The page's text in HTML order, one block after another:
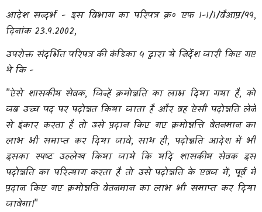
आदेश सन्दर्भ - इस विभाग का परिपत्र क्र० एफ 1-1/1/वैआप्र/99,
दिनांक 23.9.2002,
उपरोक्त संदर्भित परिपत्र की कंडिका 4 द्वारा ये निर्देश जारी किए गए
थे कि -
"ऐसे शासकीय सेवक, जिन्हें क्रमोन्नति का लाभ दिया गया है, को
जब उच्च पद पर पदोन्नत किया जाता है और वह ऐसी पदोन्नति लेने
से इंकार करता है तो उसे प्रदान किए गए क्रमोन्नत्ति वेतनमान का
लाभ भी समाप्त कर दिया जावे, साथ ही, पदोन्नति आदेश में भी
इसका स्पष्ट उल्लेख किया जाये कि यदि शासकीय सेवक इस
पदोन्नति का परित्याग करता है तो उसे पदोन्नति के एवज में, पूर्व में
प्रदान किए गए क्रमोन्नति वेतनमान का लाभ भी समाप्त कर दिया
जावेगा।"